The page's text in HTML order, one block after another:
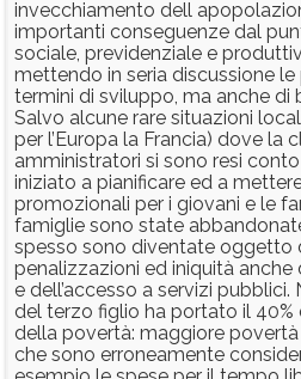
invecchiamento dell
importanti conseguenze dal
sociale, previdenziale e
mettendo in seria discussione
termini di sviluppo, ma anche di
Salvo alcune rare situazioni
per l’Europa la Francia) dove la
amministratori si sono resi
iniziato a pianificare ed a
promozionali per i giovani e le
famiglie sono state
spesso sono diventate oggetto
penalizzazioni ed iniquità
e dell’accesso a servizi pubblici.
del terzo figlio ha portato il
della povertà: maggiore
che sono erroneamente